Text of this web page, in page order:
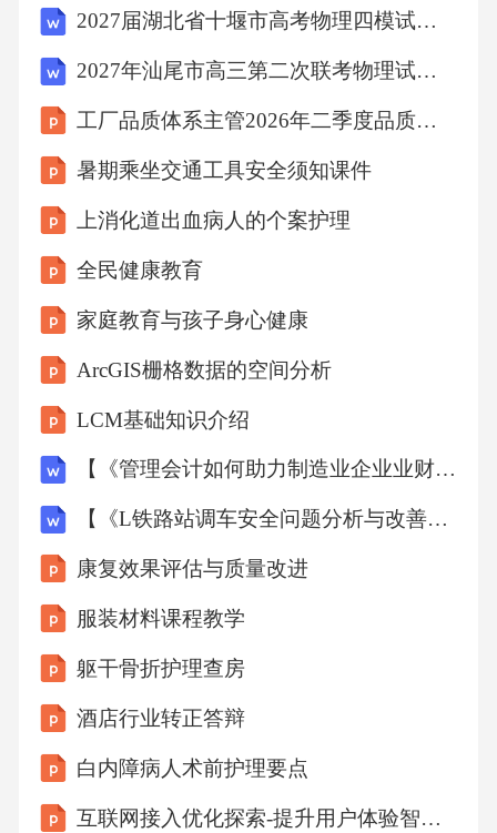
据治疗中皮肤阻抗变化实时调节脉冲数（2-3脉
能量需降低20%并避免重叠扫描。动态参数调整
机制解剖分区精准照射将面部分为5个治疗单元
（前额、双颊、鼻部、下颌），采用6mm光斑
以30%重叠率螺旋式扫描。眼周区域使用专用眼
²）处理眶周细纹。治疗区域规划特殊部位处理
规范颈部采用纵向扫描（避开甲状腺区域），
能量密度较面部降低15%；胸骨区因皮肤薄需禁
用剥脱性参数，优先选择非剥脱性1565nm光纤
激光联合治疗。病灶靶向强化技术对顽固性色
素斑采用"双脉冲聚焦模式"——第一脉冲预热靶
组织（10J/cm²），第二脉冲（12J/cm²）在10ms
后释放以增强选择性光热解效应，配合Q开关N
T色素病变方案雀斑与晒斑治疗采用560-590nm
波段强脉冲光精准靶向黑色素颗粒，通过光热
作用分解表皮层色素沉积，治疗需间隔4周重复
3-5次，术后需严格防晒以避免复发。炎症后色
素沉着处理选择640-1200nm长波长穿透真皮
层，同步冷却技术保护表皮，联合果酸焕肤加
2027届湖北省十堰市高考物理四模试卷（含答案解析）
2027年汕尾市高三第二次联考物理试卷（含答案解析）
工厂品质体系主管2026年二季度品质体系优化总结
暑期乘坐交通工具安全须知课件
上消化道出血病人的个案护理
全民健康教育
家庭教育与孩子身心健康
ArcGIS栅格数据的空间分析
LCM基础知识介绍
【《管理会计如何助力制造业企业业财融合路径浅析-以美的集团为例》12000字】
【《L铁路站调车安全问题分析与改善措施研究》13000字】
康复效果评估与质量改进
服装材料课程教学
躯干骨折护理查房
酒店行业转正答辩
白内障病人术前护理要点
互联网接入优化探索-提升用户体验智能化解决方案